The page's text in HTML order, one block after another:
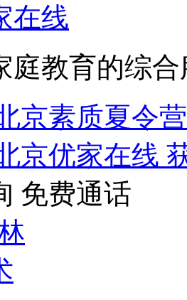
在线
庭教育的综
京素质夏令营
京优家在线
免费通话